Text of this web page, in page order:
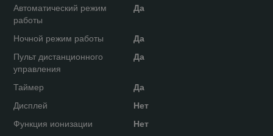
Автоматический режим
работы
Да
Ночной режим работы
Да
Пульт дистанционного
управления
Да
Таймер
Да
Дисплей
Нет
Функция ионизации
Нет